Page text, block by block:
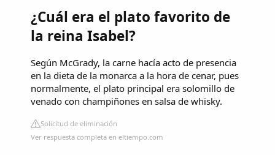
¿Cuál era el plato favorito de
la reina Isabel?
Según McGrady, la carne hacía acto de presencia
en la dieta de la monarca a la hora de cenar, pues
normalmente, el plato principal era solomillo de
venado con champiñones en salsa de whisky.
Solicitud de eliminación
Ver respuesta completa en eltiempo.com